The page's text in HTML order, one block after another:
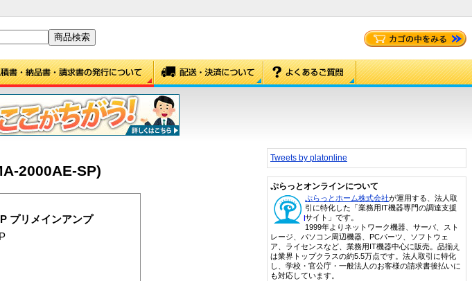
2000AE-SP)
プリメインアンプ
Tweets by platonline
ぷらっとオンラインについて
ぷらっとホーム株式会社が運用する、法人取
引に特化した「業務用IT機器専門の調達支援
サイト」です。
1999年よりネットワーク機器、サーバ、スト
レージ、パソコン周辺機器、PCパーツ、ソフトウェ
ア、ライセンスなど、業務用IT機器中心に販売。品揃え
は業界トップクラスの約5.5万点です。法人取引に特化
し、学校・官公庁・一般法人のお客様の請求書後払いに
も対応しています。